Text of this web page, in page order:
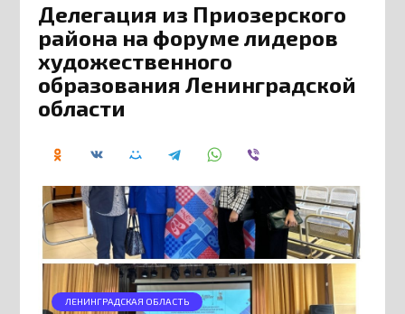
Делегация из Приозерского
района на форуме лидеров
художественного
образования Ленинградской
области
ЛЕНИНГРАДСКАЯ ОБЛАСТЬ